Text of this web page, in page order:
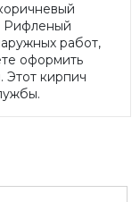
Рифленый
работ,
оформить
Этот кирпич